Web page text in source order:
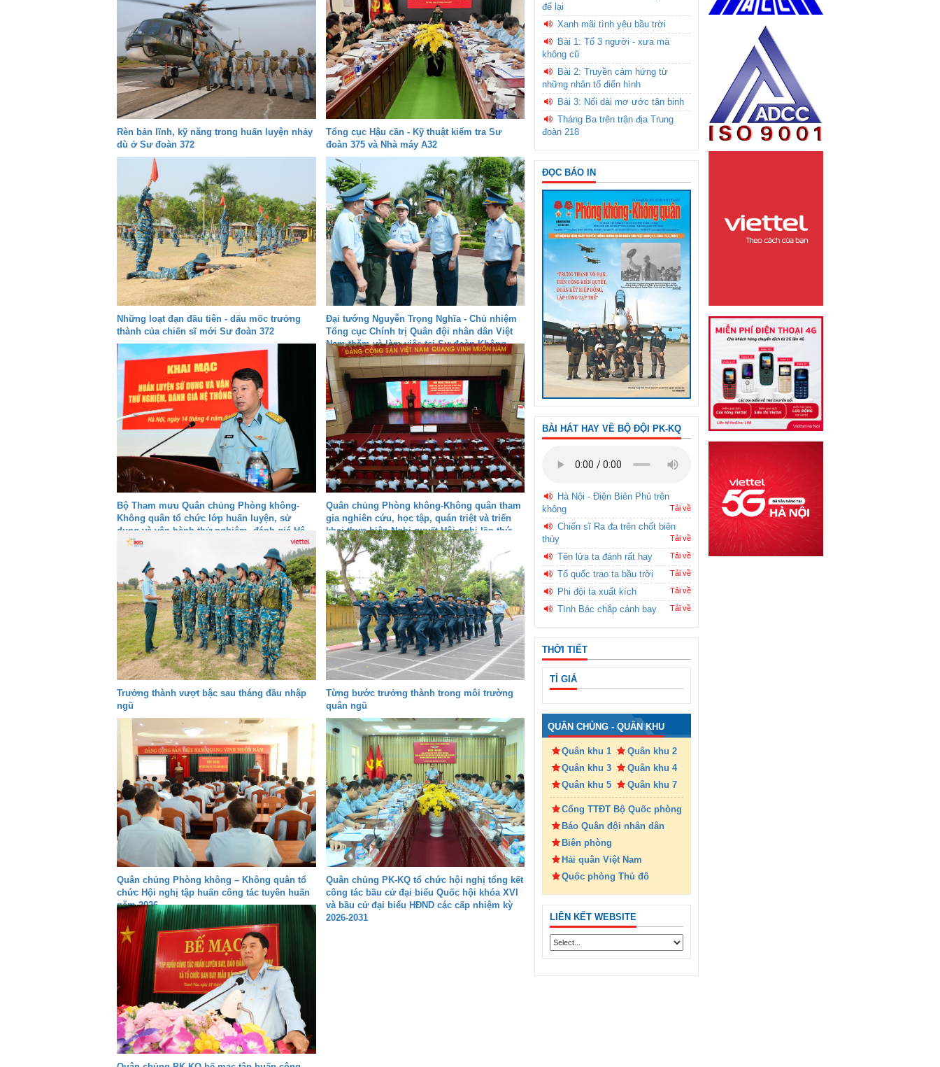
Rèn bản lĩnh, kỹ năng trong huấn luyện nhảy
dù ở Sư đoàn 372
Tổng cục Hậu cần - Kỹ thuật kiểm tra Sư
đoàn 375 và Nhà máy A32
Những loạt đạn đầu tiên - dấu mốc trưởng
thành của chiến sĩ mới Sư đoàn 372
Đại tướng Nguyễn Trọng Nghĩa - Chủ nhiệm
Tổng cục Chính trị Quân đội nhân dân Việt
Nam thăm và làm việc tại Sư đoàn Không
quân 372
Bộ Tham mưu Quân chủng Phòng không-
Không quân tổ chức lớp huấn luyện, sử
dụng và vận hành thử nghiệm, đánh giá Hệ
thống VQ2-M3
Quân chủng Phòng không-Không quân tham
gia nghiên cứu, học tập, quán triệt và triển
khai thực hiện Nghị quyết Hội nghị lần thứ
hai, Ban Chấp hành Trung ương Đảng khóa
XIV
Trưởng thành vượt bậc sau tháng đầu nhập
ngũ
Từng bước trưởng thành trong môi trường
quân ngũ
Quân chủng Phòng không – Không quân tổ
chức Hội nghị tập huấn công tác tuyên huấn
năm 2026
Quân chủng PK-KQ tổ chức hội nghị tổng kết
công tác bầu cử đại biểu Quốc hội khóa XVI
và bầu cử đại biểu HĐND các cấp nhiệm kỳ
2026-2031
để lại
Xanh mãi tình yêu bầu trời
Bài 1: Tổ 3 người - xưa mà
không cũ
Bài 2: Truyền cảm hứng từ
những nhân tố điển hình
Bài 3: Nối dài mơ ước tân binh
Tháng Ba trên trận địa Trung
đoàn 218
ĐỌC BÁO IN
BÀI HÁT HAY VỀ BỘ ĐỘI PK-KQ
Hà Nội - Điện Biên Phủ trên
không
Tải về
Chiến sĩ Ra đa trên chốt biên
thùy
Tải về
Tên lửa ta đánh rất hay Tải về
Tổ quốc trao ta bầu trời Tải về
Phi đội ta xuất kích Tải về
Tình Bác chắp cánh bay Tải về
THỜI TIẾT
TỈ GIÁ
QUÂN CHỦNG - QUÂN KHU
Quân khu 1
Quân khu 2
Quân khu 3
Quân khu 4
Quân khu 5
Quân khu 7
Cổng TTĐT Bộ Quốc phòng
Báo Quân đội nhân dân
Biên phòng
Hải quân Việt Nam
Quốc phòng Thủ đô
LIÊN KẾT WEBSITE